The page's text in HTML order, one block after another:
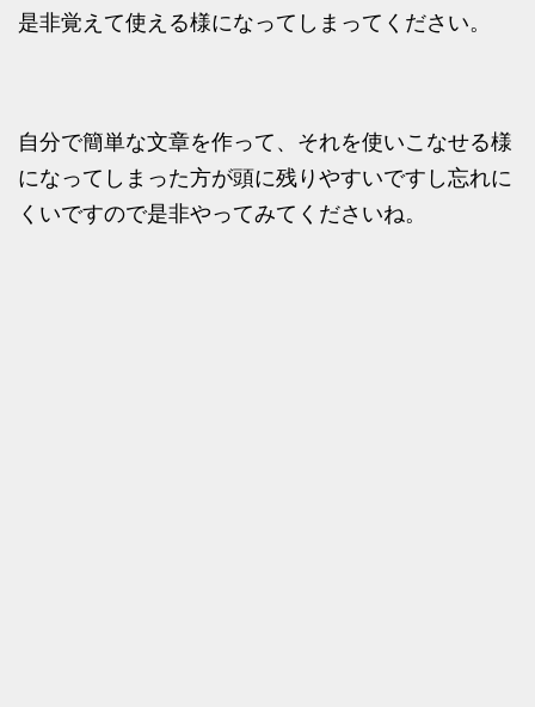
是非覚えて使える様になってしまってください。
自分で簡単な文章を作って、それを使いこなせる様
になってしまった方が頭に残りやすいですし忘れに
くいですので是非やってみてくださいね。